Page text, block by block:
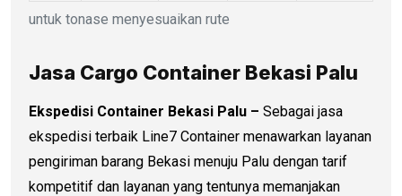
untuk tonase menyesuaikan rute
Jasa Cargo Container Bekasi Palu
Ekspedisi Container Bekasi Palu – Sebagai jasa
ekspedisi terbaik Line7 Container menawarkan layanan
pengiriman barang Bekasi menuju Palu dengan tarif
kompetitif dan layanan yang tentunya memanjakan